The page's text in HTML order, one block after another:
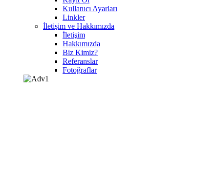
Kullanıcı Ayarları
Linkler
İletişim ve Hakkımızda
İletişim
Hakkımızda
Biz Kimiz?
Referanslar
Fotoğraflar